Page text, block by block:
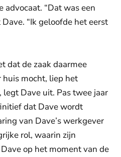
“Dat was een
“Ik geloofde het eerst
dat de zaak daarmee
huis mocht, liep het
legt Dave uit. Pas twee jaar
dat Dave wordt
van Dave’s werkgever
rol, waarin zijn
op het moment van de